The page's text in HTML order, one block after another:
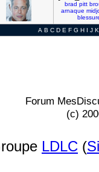
brad pitt
arnaque
A B C D E F G H I J K
Forum
(c)
LDLC (